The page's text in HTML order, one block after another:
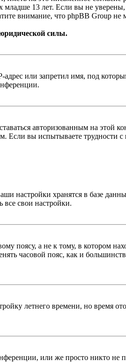
13 лет. Если вы не
внимание, что phpBB Group
силы.
или запретил имя, под
авторизованным на
Если вы испытываете
настройки хранятся в базе
свои настройки.
поясу, а не к тому, в котором
часовой пояс, как и
летнего времени, но время
или же просто никто